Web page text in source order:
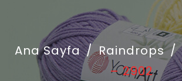
Ana Sayfa / Raindrops /
– 2902